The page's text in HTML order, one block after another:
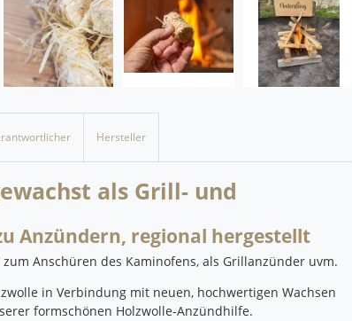
Hersteller
als Grill- und
Anzündern, regional hergestellt
Anschüren des Kaminofens, als Grillanzünder uvm.
in Verbindung mit neuen, hochwertigen Wachsen
formschönen Holzwolle-Anzündhilfe.